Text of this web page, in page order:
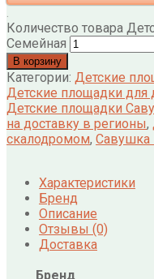
Количество товара
Семейная
В корзину
Категории: Детские
Детские площадки для
Детские площадки
на доставку в регионы,
скалодромом, Савушка
Характеристики
Бренд
Описание
Отзывы (0)
Доставка
Бренд